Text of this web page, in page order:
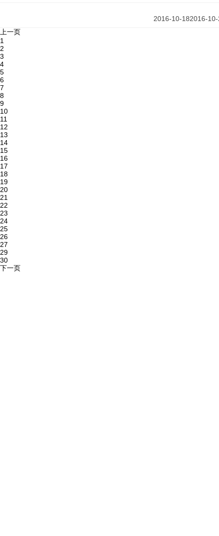
2016-
2016-10-18
上一页
1
2
3
4
5
6
7
8
9
10
11
12
13
14
15
16
17
18
19
20
21
22
23
24
25
26
27
29
30
下一页